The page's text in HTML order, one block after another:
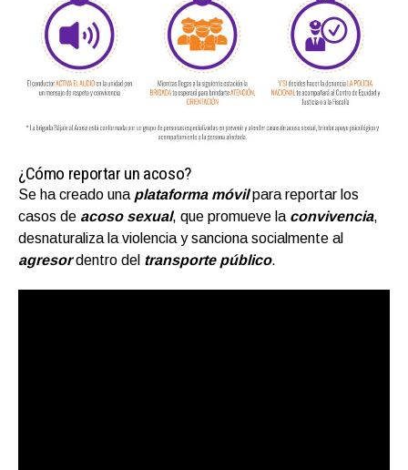
¿Cómo reportar un acoso?
Se ha creado una plataforma móvilpara reportar los
casos de acoso sexual, que promueve la convivencia,
desnaturaliza la violencia y sanciona socialmente al
agresordentro del transporte público.